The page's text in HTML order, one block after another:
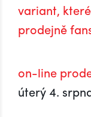
variant,
prodejně
on-line
úterý 4.